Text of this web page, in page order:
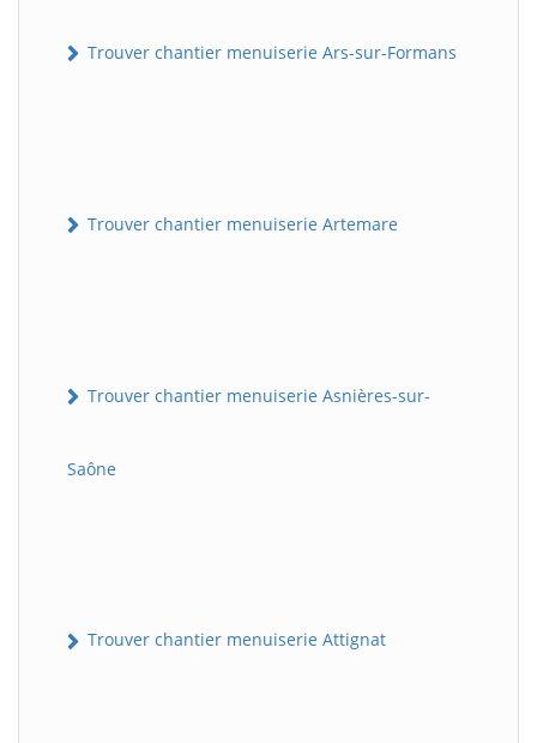
Trouver chantier menuiserie Ars-sur-Formans
Trouver chantier menuiserie Artemare
Trouver chantier menuiserie Asnières-sur-
Saône
Trouver chantier menuiserie Attignat